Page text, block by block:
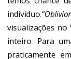
indivíduo.
visualizações
inteiro. Para
praticamente